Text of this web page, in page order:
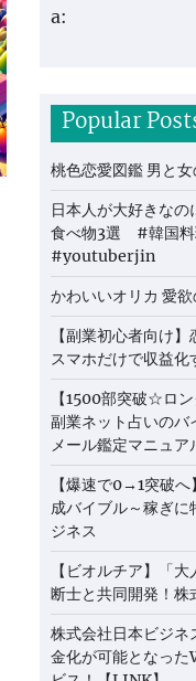
a:
Popular
桃色恋愛図鑑 男と
日本人が大好きな
食べ物3選 #韓国料
#youtuberjin
かわいいオリカ 愛
【副業初心者向け
スマホだけで収益化
【1500部突破☆ロ
副業ネット占いのバ
メール鑑定マニュア
【爆速で0→1突破
成バイブル～稼ぎ
ジネス
【ビオルチア】「
断士と共同開発！株
株式会社日本ビジネ
金化が可能となった